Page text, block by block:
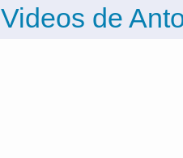
Videos de